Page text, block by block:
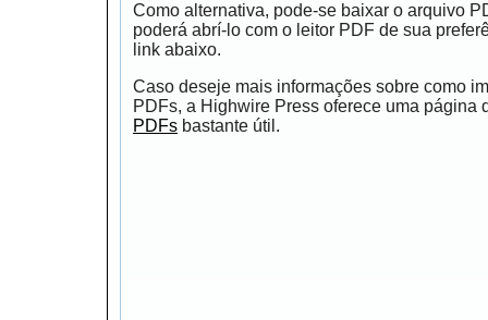
Como alternativa, pode-se baixar o arquivo
poderá abrí-lo com o leitor PDF de sua
link abaixo.
Caso deseje mais informações sobre como
PDFs, a Highwire Press oferece uma página
PDFs bastante útil.